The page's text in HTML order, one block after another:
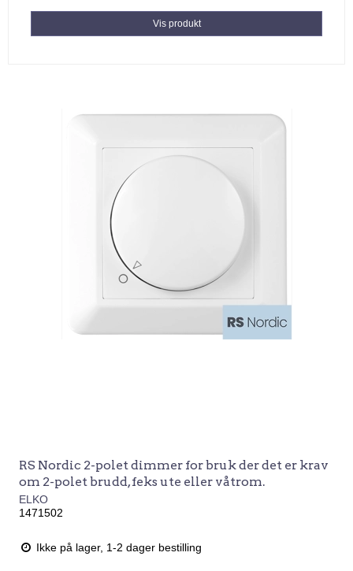
Vis produkt
RS Nordic 2-polet dimmer for bruk der det er krav
om 2-polet brudd, feks ute eller våtrom.
ELKO
1471502
Ikke på lager, 1-2 dager bestilling